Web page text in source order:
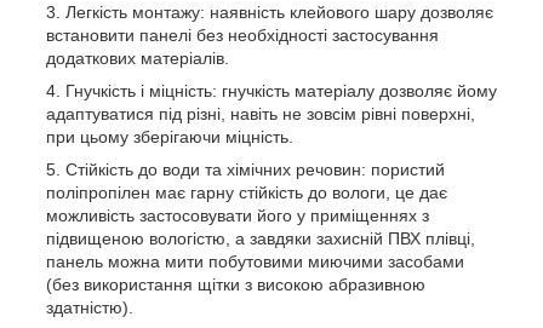
Легкість монтажу: наявність клейового шару дозволяє
встановити панелі без необхідності застосування
додаткових матеріалів.
Гнучкість і міцність: гнучкість матеріалу дозволяє йому
адаптуватися під різні, навіть не зовсім рівні поверхні,
при цьому зберігаючи міцність.
Стійкість до води та хімічних речовин: пористий
поліпропілен має гарну стійкість до вологи, це дає
можливість застосовувати його у приміщеннях з
підвищеною вологістю, а завдяки захисній ПВХ плівці,
панель можна мити побутовими миючими засобами
(без використання щітки з високою абразивною
здатністю).